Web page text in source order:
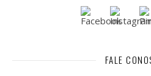
FALE